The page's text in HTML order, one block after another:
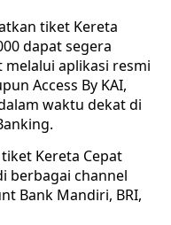
tiket Kereta
dapat segera
aplikasi resmi
Access By KAI,
waktu dekat di
Kereta Cepat
berbagai channel
Bank Mandiri, BRI,